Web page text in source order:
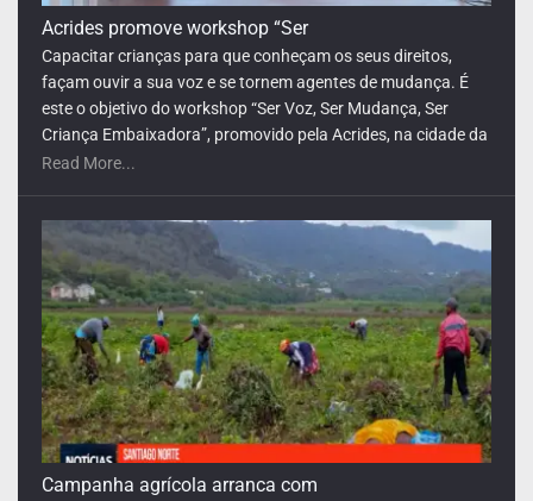
Campanha agrícola arranca com
A campanha agrícola arrancou de forma lenta em Santiago.
A irregularidade das chuvas está a levar muitos agricultores
a adiar a sementeira, numa altura em que os campos
continuam praticamente sem cultivo. Além da falta de
precipitação, os produtores enfrentam escassez de mão de
Read More...
Formação de nível intermédio